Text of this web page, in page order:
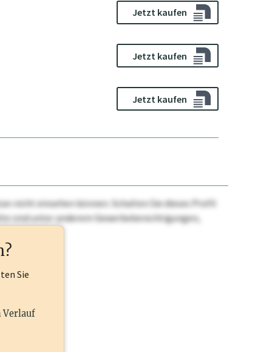
Jetzt kaufen
Jetzt kaufen
Jetzt kaufen
nicht einsehen können. Schalten Sie dieses Profil
sind unter anderem Gewerbeberechtigungen,
Sie
Verlauf